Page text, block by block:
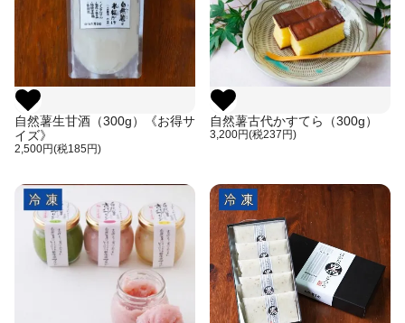
自然薯生甘酒（300g）《お得サ
イズ》
2,500円(税185円)
自然薯古代かすてら（300g）
3,200円(税237円)